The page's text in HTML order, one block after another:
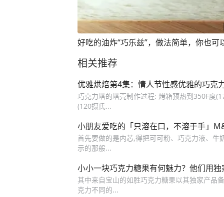
好吃的油炸“巧乐兹”，做法简单，你也可
相关推荐
优雅烘焙第4集：情人节性感优雅的巧克
巧克力塔的塔壳制作过程: 烤箱预热到350F度
(120摄氏...
小朋友爱吃的「只溶在口，不溶于手」
首先要做的是内芯,得把可可粉、巧克力液、
示的那般...
小小一块巧克力糖果有何魅力？他们用
其中来自宝山的如胜巧克力糖果以其独家产品
克力不同的...